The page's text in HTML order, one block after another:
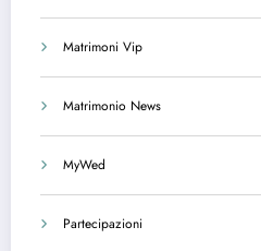
Matrimoni Vip
Matrimonio News
MyWed
Partecipazioni